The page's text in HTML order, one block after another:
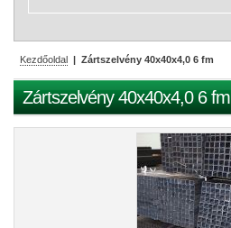
Kezdőoldal | Zártszelvény 40x40x4,0 6 fm
Zártszelvény 40x40x4,0 6 fm